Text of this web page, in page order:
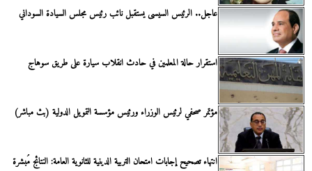
عاجل.. الرئيس السيسى يستقبل نائب رئيس مجلس السيادة السوداني
استقرار حالة المعلمين في حادث انقلاب سيارة على طريق سوهاج
مؤتمر صحفي لرئيس الوزراء ورئيس مؤسسة التمويل الدولية (بث مباشر)
انتهاء تصحيح إجابات امتحان التربية الدينية للثانوية العامة: النتائج مُبشرة